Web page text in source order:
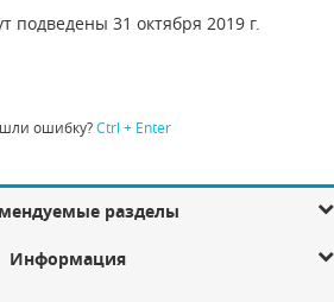
подведены 31 октября 2019 г.
ошибку?Ctrl + Enter
разделы
Информация